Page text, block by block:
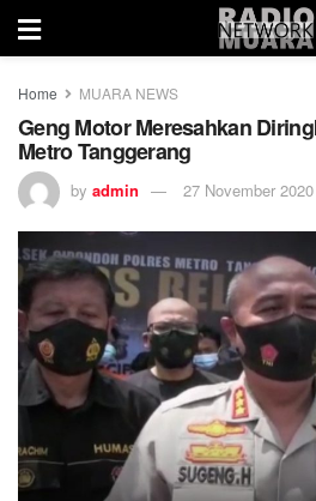
Home MUARA NEWS
Geng Motor Meresahkan
Metro Tanggerang
by admin 27 November 2020